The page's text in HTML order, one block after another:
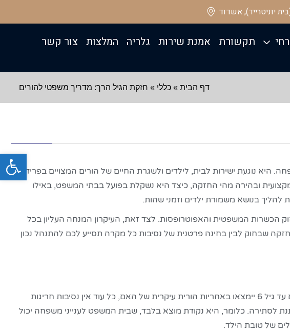
פתח
תקשורת אמנת שירות גלריה המלצות צור קשר
דף הבית » כללי » חזקת הגיל הרך: מדריך משפטי להורים
היא נוגעת ישירות לבית, לילדים ולשגרת החיים של הורים המצויים בפרידה
ובהירה מהי החזקה, כיצד היא נשקלת בפועל בבתי המשפט, באילו
בנושא משמורת ילדים וזמני שהות.
הדין הישראלי מעגן את חזקת הגיל הרך בסעיף 25 לחוק הכשרות המשפטית והאפוטרופסות. לצד זאת, העיקרון המנחה העליון בכל
שבחוק לבין בחינה פרטנית של נסיבות כל מקרה תסייע לכם להתנהל נכון
חזקת הגיל הרך קובעת כי בהיעדר הסכמה בין ההורים, ילדים עד גיל 6 יימצאו באחריות הורית עיקרית של האם, כל עוד אין נסיבות חריגות
לסתירה. כלומר, היא נקודת מוצא בלבד, שבית המשפט לענייני משפחה יכול
של טובת הילד.